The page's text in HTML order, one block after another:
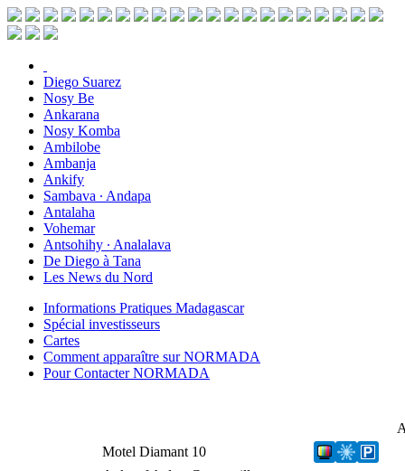
Diego Suarez
Nosy Be
Ankarana
Nosy Komba
Ambilobe
Ambanja
Ankify
Sambava ∙ Andapa
Antalaha
Vohemar
Antsohihy ∙ Analalava
De Diego à Tana
Les News du Nord
Informations Pratiques Madagascar
Spécial investisseurs
Cartes
Comment apparaître sur NORMADA
Pour Contacter NORMADA
Motel Diamant 10